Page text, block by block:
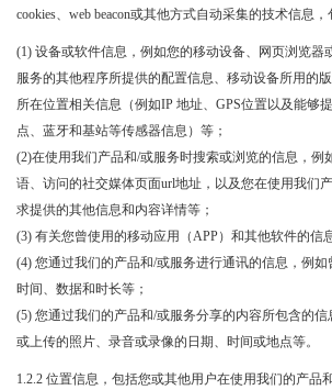
cookies、web beacon或其他方式自动采集的技术信息，
(1) 设备或软件信息，例如您的移动设备、网页浏览器
服务的其他程序所提供的配置信息、移动设备所用的
所在位置相关信息（例如IP 地址、GPS位置以及能够
点、蓝牙和基站等传感器信息）等；
(2)在使用我们产品和/或服务时搜索或浏览的信息，例
语、访问的社交媒体页面url地址，以及您在使用我们
求提供的其他信息和内容详情等；
(3) 有关您曾使用的移动应用（APP）和其他软件的信
(4) 您通过我们的产品和/或服务进行通讯的信息，例
时间、数据和时长等；
(5) 您通过我们的产品和/或服务分享的内容所包含的
或上传的照片、录音或录像的日期、时间或地点等。
1.2.2 位置信息，包括您或其他用户在使用我们的产品